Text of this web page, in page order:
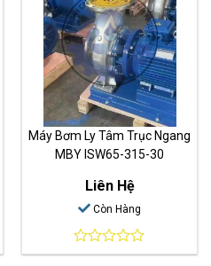
Máy Bơm Ly Tâm Trục Ngang
MBY ISW65-315-30
Liên Hệ
Còn Hàng
0